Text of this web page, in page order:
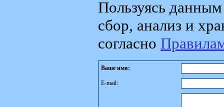
Пользуясь
сбор, анализ и
согласно
Ваше имя:
E-mail: